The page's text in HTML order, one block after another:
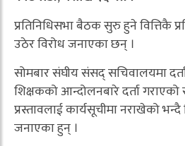
प्रतिनिधिसभा बैठक सुरु हुने वित्तिकै
उठेर विरोध जनाएका छन् ।
सोमबार संघीय संसद् सचिवालयमा
शिक्षकको आन्दोलनबारे दर्ता
प्रस्तावलाई कार्यसूचीमा नराखेको
जनाएका हुन् ।